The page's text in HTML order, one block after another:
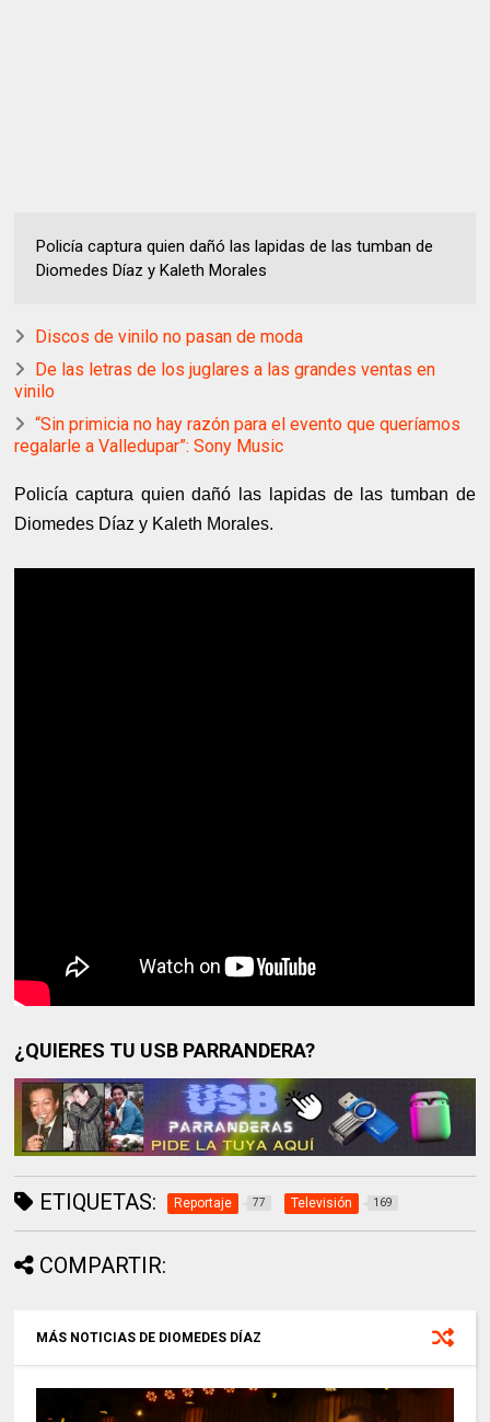
Policía captura quien dañó las lapidas de las tumban de
Diomedes Díaz y Kaleth Morales
Discos de vinilo no pasan de moda
De las letras de los juglares a las grandes ventas en
vinilo
“Sin primicia no hay razón para el evento que queríamos
regalarle a Valledupar”: Sony Music
Policía captura quien dañó las lapidas de las tumban de
Diomedes Díaz y Kaleth Morales.
¿QUIERES TU USB PARRANDERA?
ETIQUETAS: Reportaje 77 Televisión 169
COMPARTIR:
MÁS NOTICIAS DE DIOMEDES DÍAZ